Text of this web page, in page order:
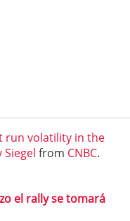
run volatility in the
Siegel from CNBC.
el rally se tomará